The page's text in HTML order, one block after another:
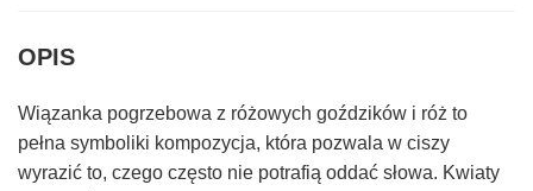
OPIS
Wiązanka pogrzebowa z różowych goździków i róż to
pełna symboliki kompozycja, która pozwala w ciszy
wyrazić to, czego często nie potrafią oddać słowa. Kwiaty